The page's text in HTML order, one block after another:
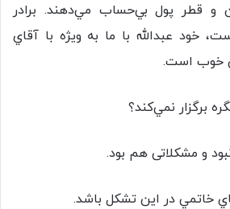
و قطر پول بي‌حساب مي‌دهند. برادر
خود عبدالله با ما به ويژه با آقاي
خوب است.
برگزار نمي‌كند؟
و مشکلاتی هم بود.
خاتمي در اين تشكل باشد.